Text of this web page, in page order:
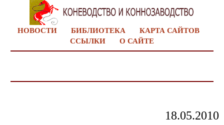
НОВОСТИ БИБЛИОТЕКА
КАРТА САЙТОВ
ССЫЛКИ
О САЙТЕ
18.05.2010